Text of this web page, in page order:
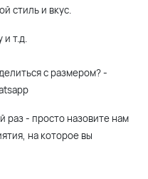
стиль и вкус.
т.д.
с размером? -
раз - просто назовите нам
на которое вы